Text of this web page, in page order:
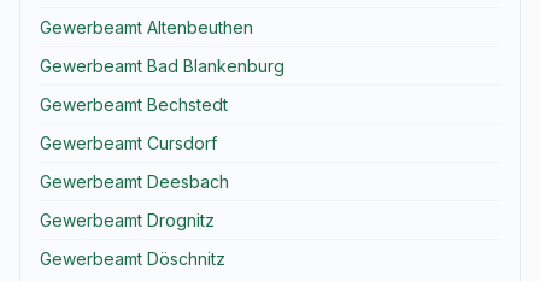
Gewerbeamt Altenbeuthen
Gewerbeamt Bad Blankenburg
Gewerbeamt Bechstedt
Gewerbeamt Cursdorf
Gewerbeamt Deesbach
Gewerbeamt Drognitz
Gewerbeamt Döschnitz